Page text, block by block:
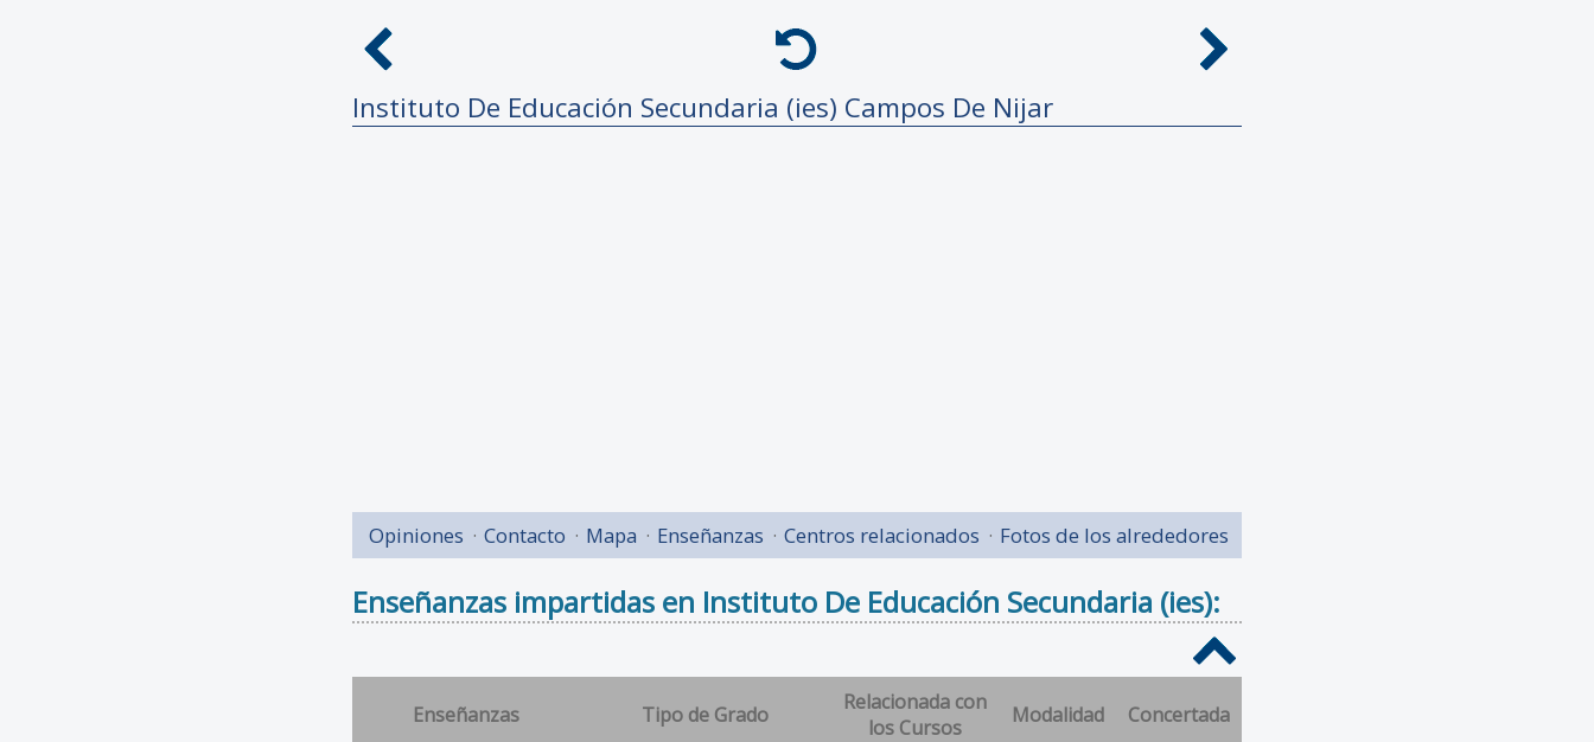
Instituto De Educación Secundaria (ies) Campos De Nijar
Opiniones Contacto Mapa Enseñanzas Centros relacionados Fotos de los alrededores
Enseñanzas impartidas en Instituto De Educación Secundaria (ies):
Enseñanzas Tipo de Grado
Relacionada con
los Cursos
Modalidad Concertada